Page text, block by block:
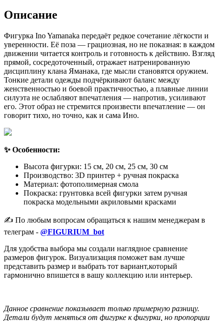
Описание
Фигурка Ino Yamanaka передаёт редкое сочетание лёгкости и
уверенности. Её поза — грациозная, но не показная: в каждом
движении читается контроль и готовность к действию. Взгляд
прямой, сосредоточенный, отражает натренированную
дисциплину клана Яманака, где мысли становятся оружием.
Тонкие детали одежды подчёркивают баланс между
женственностью и боевой практичностью, а плавные линии
силуэта не ослабляют впечатления — напротив, усиливают
его. Этот образ не стремится произвести впечатление — он
говорит тихо, но точно, как и сама Ино.
✨ Особенности:
Высота фигурки: 15 см, 20 см, 25 см, 30 см
Производство: 3D принтер + ручная покраска
Материал: фотополимерная смола
Покраска: грунтовка всей фигурки затем ручная
покраска модельными акриловыми красками
✍️ По любым вопросам обращаться к нашим менеджерам в
телеграм - @FIGURIUM_bot
Для удобства выбора мы создали наглядное сравнение
размеров фигурок. Визуализация поможет вам лучше
представить размер и выбрать тот вариант,который
гармонично впишется в вашу коллекцию или интерьер.
Данное сравнение показывает только примерную разницу.
Детали будут меняться от фигурке к фигурки, но пропорции